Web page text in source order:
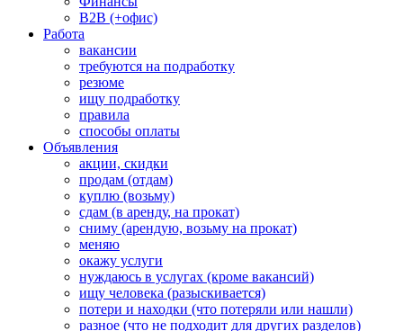
B2B (+офис)
Работа
вакансии
требуются на подработку
резюме
ищу подработку
правила
способы оплаты
Объявления
акции, скидки
продам (отдам)
куплю (возьму)
сдам (в аренду, на прокат)
сниму (арендую, возьму на прокат)
меняю
окажу услуги
нуждаюсь в услугах (кроме вакансий)
ищу человека (разыскивается)
потери и находки (что потеряли или нашли)
разное (что не подходит для других разделов)